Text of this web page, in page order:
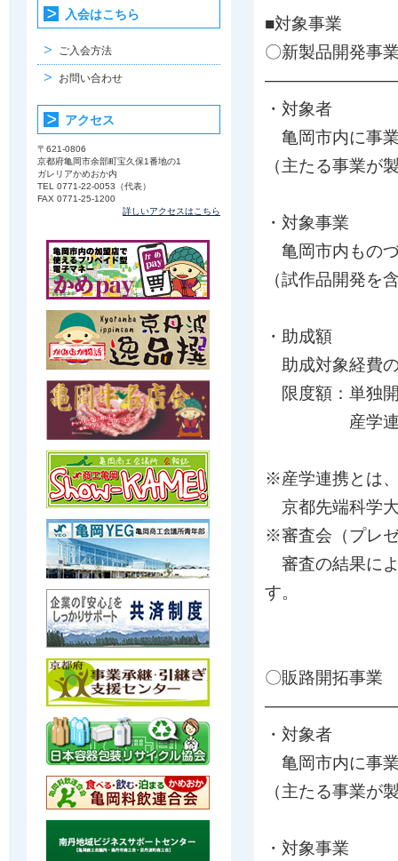
■対象事業
〇新製品開発事
・対象者
亀岡市内に事
（主たる事業が
・対象事業
亀岡市内もの
（試作品開発を
・助成額
助成対象経費
限度額：単独
産学連携
※産学連携とは
京都先端科学
※審査会（プレ
審査の結果に
す。
〇販路開拓事業
・対象者
亀岡市内に事
（主たる事業が
・対象事業
入会はこちら
ご入会方法
お問い合わせ
アクセス
〒621-0806
京都府亀岡市余部町宝久保1番地の1
ガレリアかめおか内
TEL 0771-22-0053（代表）
FAX 0771-25-1200
詳しいアクセスはこちら